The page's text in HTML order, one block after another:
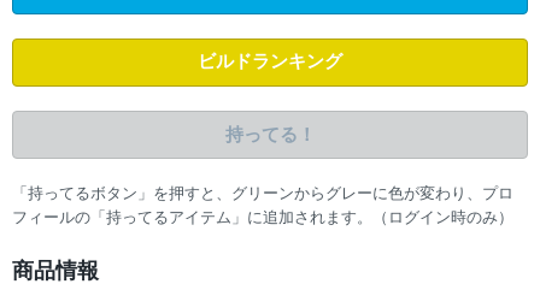
ビルドランキング
持ってる！
「持ってるボタン」を押すと、グリーンからグレーに色が変わり、プロ
フィールの「持ってるアイテム」に追加されます。（ログイン時のみ）
商品情報